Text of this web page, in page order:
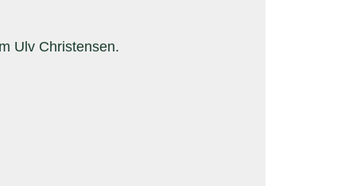
Ulv Christensen.